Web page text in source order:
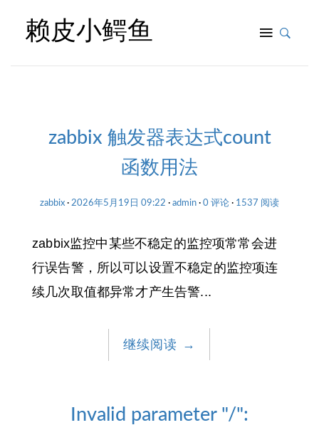
赖皮小鳄鱼
zabbix 触发器表达式count
函数用法
zabbix 2026年5月19日 09:22 admin 0 评论 1537 阅读
zabbix监控中某些不稳定的监控项常常会进
行误告警，所以可以设置不稳定的监控项连
续几次取值都异常才产生告警...
继续阅读 →
Invalid parameter "/":